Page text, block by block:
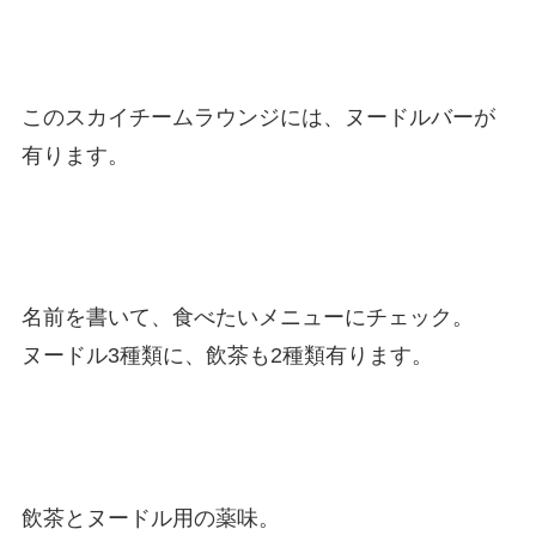
このスカイチームラウンジには、ヌードルバーが
有ります。
名前を書いて、食べたいメニューにチェック。
ヌードル3種類に、飲茶も2種類有ります。
飲茶とヌードル用の薬味。